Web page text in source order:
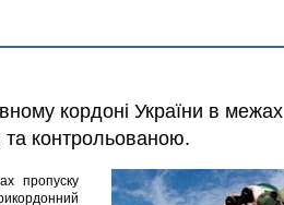
кордоні України в межах
та контрольованою.
пропуску